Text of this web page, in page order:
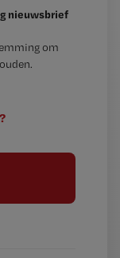
nieuwsbrief
om
?